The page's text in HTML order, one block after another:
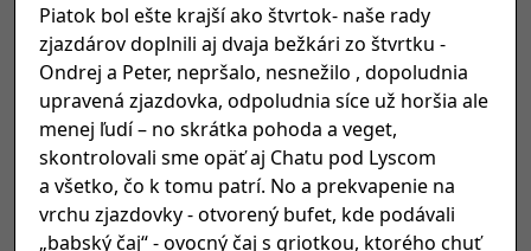
Piatok bol ešte krajší ako štvrtok- naše rady
zjazdárov doplnili aj dvaja bežkári zo štvrtku -
Ondrej a Peter, nepršalo, nesnežilo , dopoludnia
upravená zjazdovka, odpoludnia síce už horšia ale
menej ľudí – no skrátka pohoda a veget,
skontrolovali sme opäť aj Chatu pod Lyscom
a všetko, čo k tomu patrí. No a prekvapenie na
vrchu zjazdovky - otvorený bufet, kde podávali
„babský čaj“ - ovocný čaj s griotkou, ktorého chuť